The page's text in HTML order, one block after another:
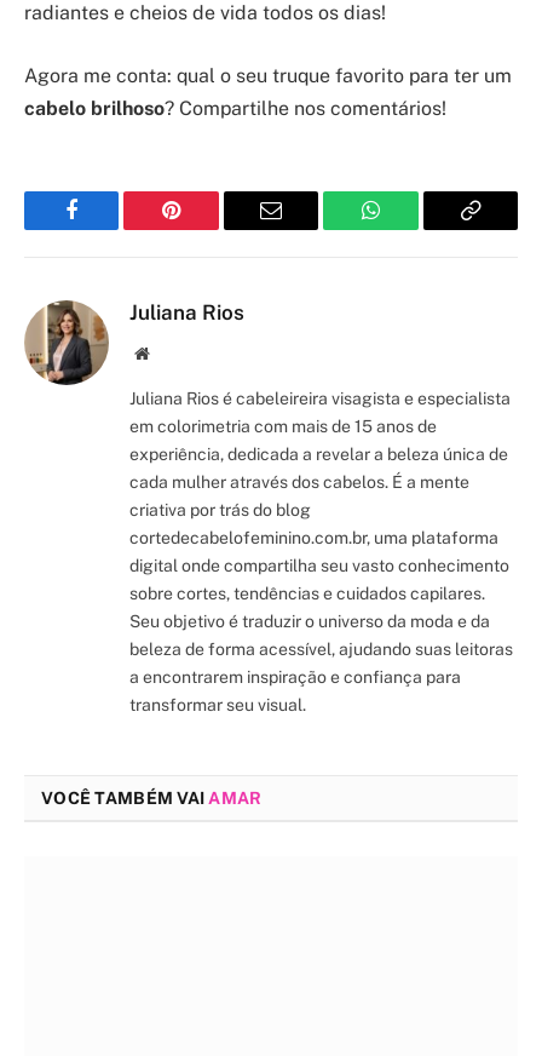
radiantes e cheios de vida todos os dias!
Agora me conta: qual o seu truque favorito para ter um
cabelo brilhoso? Compartilhe nos comentários!
Facebook Pinterest Email WhatsApp Copy
Juliana Rios
Site/Blog
Juliana Rios é cabeleireira visagista e especialista
em colorimetria com mais de 15 anos de
experiência, dedicada a revelar a beleza única de
cada mulher através dos cabelos. É a mente
criativa por trás do blog
cortedecabelofeminino.com.br, uma plataforma
digital onde compartilha seu vasto conhecimento
sobre cortes, tendências e cuidados capilares.
Seu objetivo é traduzir o universo da moda e da
beleza de forma acessível, ajudando suas leitoras
a encontrarem inspiração e confiança para
transformar seu visual.
VOCÊ TAMBÉM VAI AMAR